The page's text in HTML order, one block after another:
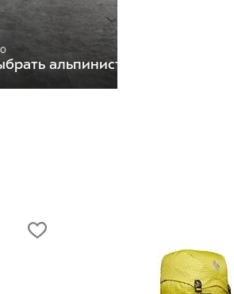
альпинистский рюкзак?